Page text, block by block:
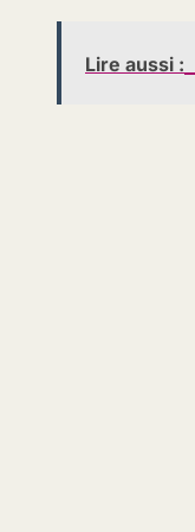
Lire aussi :